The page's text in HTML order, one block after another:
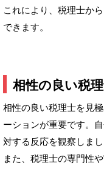
これにより、税理士か
できます。
相性の良い税
相性の良い税理士を見
ーションが重要です。
対する反応を観察しまし
また、税理士の専門性